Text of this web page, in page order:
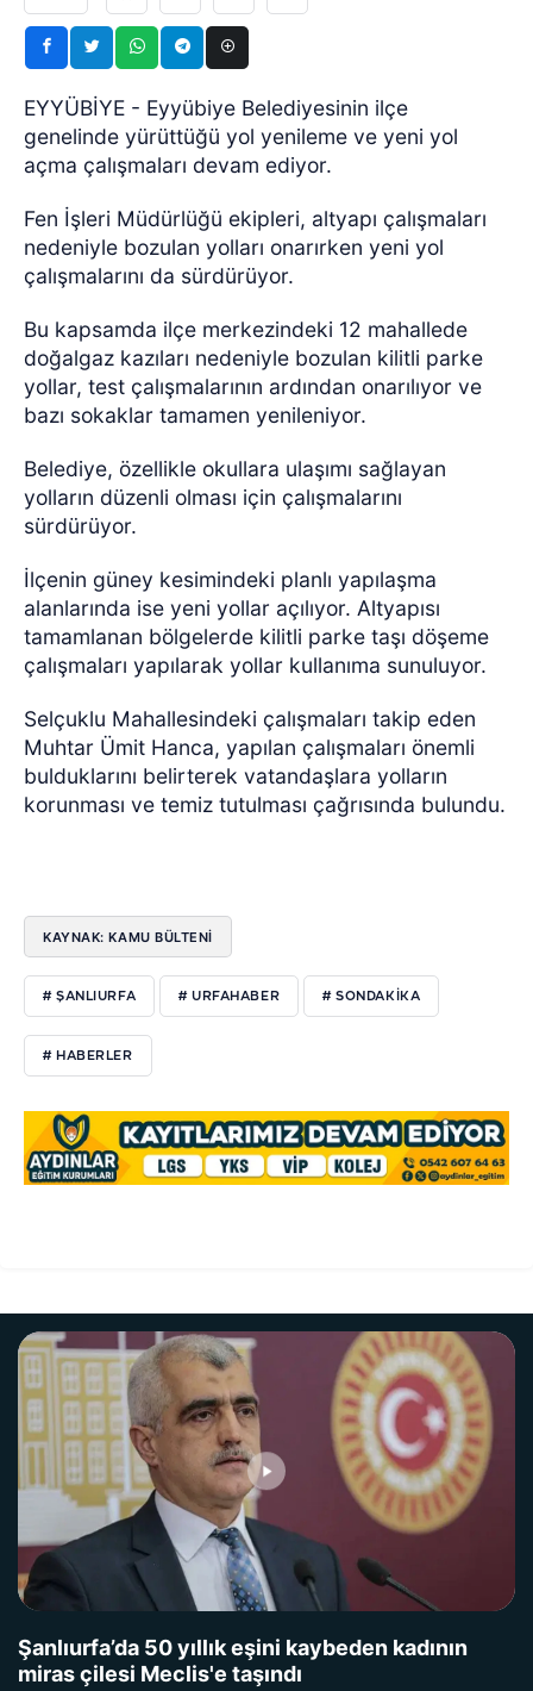
EYYÜBİYE - Eyyübiye Belediyesinin ilçe
genelinde yürüttüğü yol yenileme ve yeni yol
açma çalışmaları devam ediyor.
Fen İşleri Müdürlüğü ekipleri, altyapı çalışmaları
nedeniyle bozulan yolları onarırken yeni yol
çalışmalarını da sürdürüyor.
Bu kapsamda ilçe merkezindeki 12 mahallede
doğalgaz kazıları nedeniyle bozulan kilitli parke
yollar, test çalışmalarının ardından onarılıyor ve
bazı sokaklar tamamen yenileniyor.
Belediye, özellikle okullara ulaşımı sağlayan
yolların düzenli olması için çalışmalarını
sürdürüyor.
İlçenin güney kesimindeki planlı yapılaşma
alanlarında ise yeni yollar açılıyor. Altyapısı
tamamlanan bölgelerde kilitli parke taşı döşeme
çalışmaları yapılarak yollar kullanıma sunuluyor.
Selçuklu Mahallesindeki çalışmaları takip eden
Muhtar Ümit Hanca, yapılan çalışmaları önemli
bulduklarını belirterek vatandaşlara yolların
korunması ve temiz tutulması çağrısında bulundu.
KAYNAK: KAMU BÜLTENİ
# ŞANLIURFA # URFAHABER # SONDAKİKA
# HABERLER
Şanlıurfa’da 50 yıllık eşini kaybeden kadının
miras çilesi Meclis'e taşındı